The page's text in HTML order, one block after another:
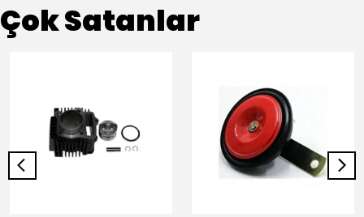
Çok Satanlar